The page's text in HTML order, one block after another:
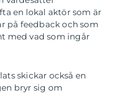
en lokal aktör som är
på feedback och som
med vad som ingår
skickar också en
bryr sig om